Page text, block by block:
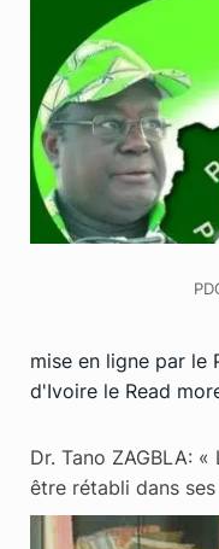
mise en ligne par le
d'Ivoire le Read
Dr. Tano ZAGBLA:
être rétabli dans